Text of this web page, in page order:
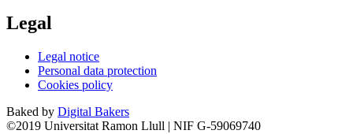
Legal
Legal notice
Personal data protection
Cookies policy
Baked by Digital Bakers
©2019 Universitat Ramon Llull | NIF G-59069740